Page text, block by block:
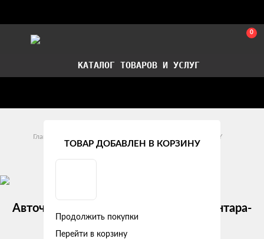
0
КАТАЛОГ ТОВАРОВ И УСЛУГ
Главная
XRAY
Lada XRAY (2015 - 2022)
Авточехлы LADA XRAY "Лима" алькантара-
экокожа, черный
ТОВАР ДОБАВЛЕН В КОРЗИНУ
Продолжить покупки
Перейти в корзину